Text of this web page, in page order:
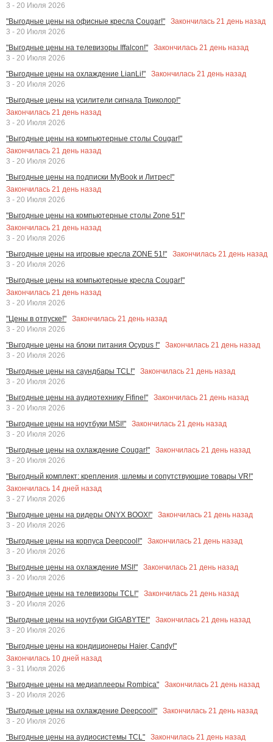
3 - 20 Июля 2026
"Выгодные цены на офисные кресла Cougar!"
Закончилась 21 день назад
3 - 20 Июля 2026
"Выгодные цены на телевизоры Iffalcon!"
Закончилась 21 день назад
3 - 20 Июля 2026
"Выгодные цены на охлаждение LianLi!"
Закончилась 21 день назад
3 - 20 Июля 2026
"Выгодные цены на усилители сигнала Триколор!"
Закончилась 21 день назад
3 - 20 Июля 2026
"Выгодные цены на компьютерные столы Cougar!"
Закончилась 21 день назад
3 - 20 Июля 2026
"Выгодные цены на подписки MyBook и Литрес!"
Закончилась 21 день назад
3 - 20 Июля 2026
"Выгодные цены на компьютерные столы Zone 51!"
Закончилась 21 день назад
3 - 20 Июля 2026
"Выгодные цены на игровые кресла ZONE 51!"
Закончилась 21 день назад
3 - 20 Июля 2026
"Выгодные цены на компьютерные кресла Cougar!"
Закончилась 21 день назад
3 - 20 Июля 2026
"Цены в отпуске!"
Закончилась 21 день назад
3 - 20 Июля 2026
"Выгодные цены на блоки питания Ocypus !"
Закончилась 21 день назад
3 - 20 Июля 2026
"Выгодные цены на саундбары TCL!"
Закончилась 21 день назад
3 - 20 Июля 2026
"Выгодные цены на аудиотехнику Fifine!"
Закончилась 21 день назад
3 - 20 Июля 2026
"Выгодные цены на ноутбуки MSI!"
Закончилась 21 день назад
3 - 20 Июля 2026
"Выгодные цены на охлаждение Cougar!"
Закончилась 21 день назад
3 - 20 Июля 2026
"Выгодный комплект: крепления, шлемы и сопутствующие товары VR!"
Закончилась 14 дней назад
3 - 27 Июля 2026
"Выгодные цены на ридеры ONYX BOOX!"
Закончилась 21 день назад
3 - 20 Июля 2026
"Выгодные цены на корпуса Deepcool!"
Закончилась 21 день назад
3 - 20 Июля 2026
"Выгодные цены на охлаждение MSI!"
Закончилась 21 день назад
3 - 20 Июля 2026
"Выгодные цены на телевизоры TCL!"
Закончилась 21 день назад
3 - 20 Июля 2026
"Выгодные цены на ноутбуки GIGABYTE!"
Закончилась 21 день назад
3 - 20 Июля 2026
"Выгодные цены на кондиционеры Haier, Candy!"
Закончилась 10 дней назад
3 - 31 Июля 2026
"Выгодные цены на медиаплееры Rombica"
Закончилась 21 день назад
3 - 20 Июля 2026
"Выгодные цены на охлаждение Deepcool!"
Закончилась 21 день назад
3 - 20 Июля 2026
"Выгодные цены на аудиосистемы TCL"
Закончилась 21 день назад